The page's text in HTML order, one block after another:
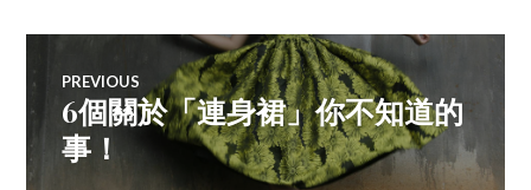
惠
報Post
navigation
PREVIOUS
Previous
post:
6個關於「連身裙」你不知道的
事！